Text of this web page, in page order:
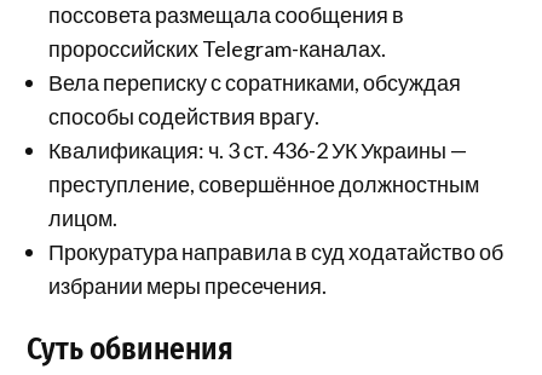
поссовета размещала сообщения в
пророссийских Telegram-каналах.
Вела переписку с соратниками, обсуждая
способы содействия врагу.
Квалификация: ч. 3 ст. 436-2 УК Украины —
преступление, совершённое должностным
лицом.
Прокуратура направила в суд ходатайство об
избрании меры пресечения.
Суть обвинения